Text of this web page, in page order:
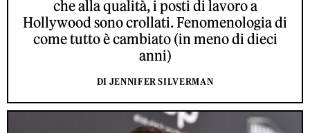
che alla qualità, i posti di lavoro a
Hollywood sono crollati. Fenomenologia di
come tutto è cambiato (in meno di dieci
anni)
DI JENNIFER SILVERMAN